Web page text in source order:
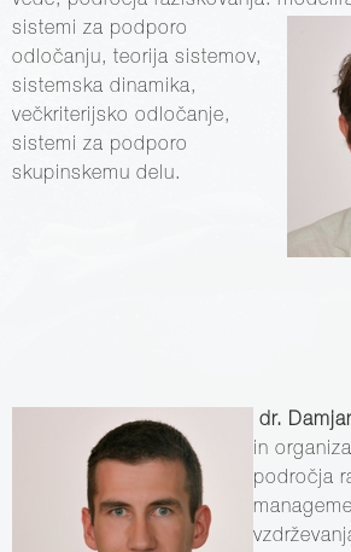
sistemi za podporo
odločanju, teorija sistemov,
sistemska dinamika,
večkriterijsko odločanje,
sistemi za podporo
skupinskemu delu.
dr.
in
področja